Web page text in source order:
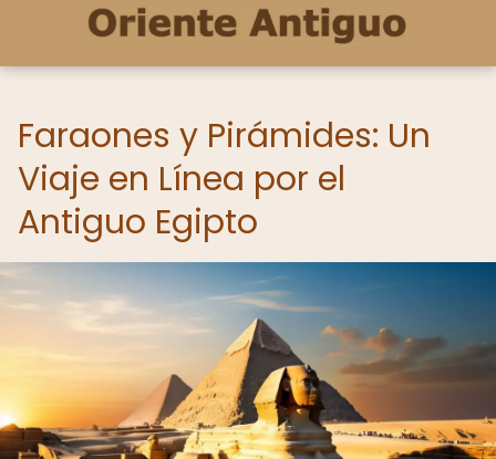
Faraones y Pirámides: Un
Viaje en Línea por el
Antiguo Egipto